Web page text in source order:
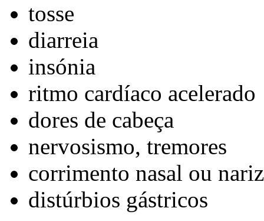
tosse
diarreia
insónia
ritmo cardíaco acelerado
dores de cabeça
nervosismo, tremores
corrimento nasal ou
distúrbios gástricos